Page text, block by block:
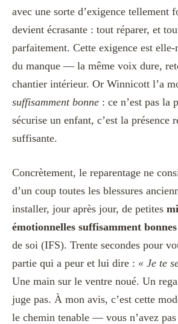
avec une sorte d’exigence tellement
devient écrasante : tout réparer, et
parfaitement. Cette exigence est
du manque — la même voix dure,
chantier intérieur. Or Winnicott l’a
suffisamment bonne : ce n’est pas la
sécurise un enfant, c’est la présence
suffisante.
Concrètement, le reparentage ne
d’un coup toutes les blessures
installer, jour après jour, de petites
émotionnelles suffisamment bonnes
de soi (IFS). Trente secondes pour
partie qui a peur et lui dire : « Je te
Une main sur le ventre noué. Un
juge pas. À mon avis, c’est cette
le chemin tenable — vous n’avez